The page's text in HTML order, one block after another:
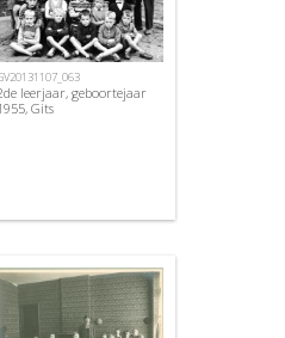
leerjaar, geboortejaar
Gits